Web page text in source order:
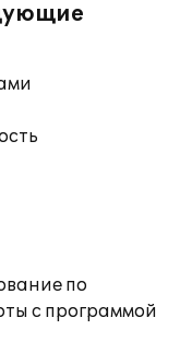
по
с программой